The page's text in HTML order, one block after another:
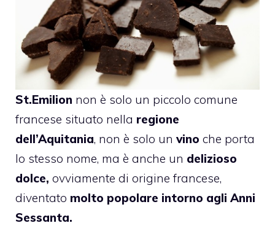
St.Emilion non è solo un piccolo comune
francese situato nella regione
dell’Aquitania, non è solo un vino che porta
lo stesso nome, ma è anche un delizioso
dolce, ovviamente di origine francese,
diventato molto popolare intorno agli Anni
Sessanta.